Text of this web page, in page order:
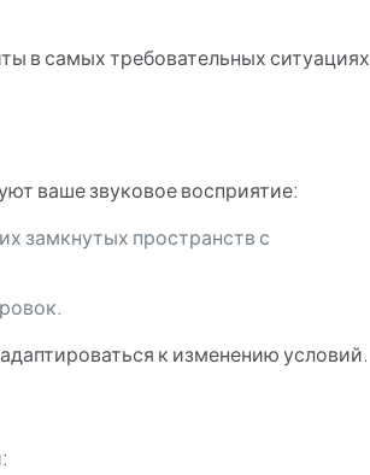
в самых требовательных ситуациях
ваше звуковое восприятие:
замкнутых пространств с
к изменению условий.